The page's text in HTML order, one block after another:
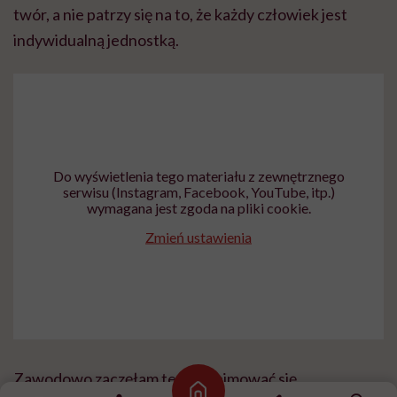
Strona główna
twór, a nie patrzy się na to, że każdy człowiek jest
indywidualną jednostką.
Do wyświetlenia tego materiału z zewnętrznego
serwisu (Instagram, Facebook, YouTube, itp.)
wymagana jest zgoda na pliki cookie.
Zmień ustawienia
Zawodowo zaczęłam też już zajmować się